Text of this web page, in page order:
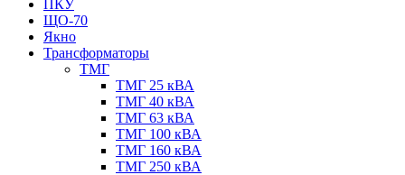
ПКУ
ЩО-70
Якно
Трансформаторы
ТМГ
ТМГ 25 кВА
ТМГ 40 кВА
ТМГ 63 кВА
ТМГ 100 кВА
ТМГ 160 кВА
ТМГ 250 кВА